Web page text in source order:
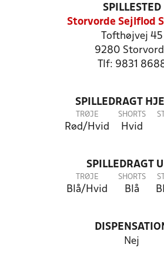
SPILLESTED
Storvorde Sejlflod
Tofthøjvej 45
9280
Tlf: 9831
SPILLEDRAGT
TRØJE
Rød/Hvid
SHORTS
Hvid
SPILLEDRAGT
TRØJE
Blå/Hvid
SHORTS
Blå
Nej